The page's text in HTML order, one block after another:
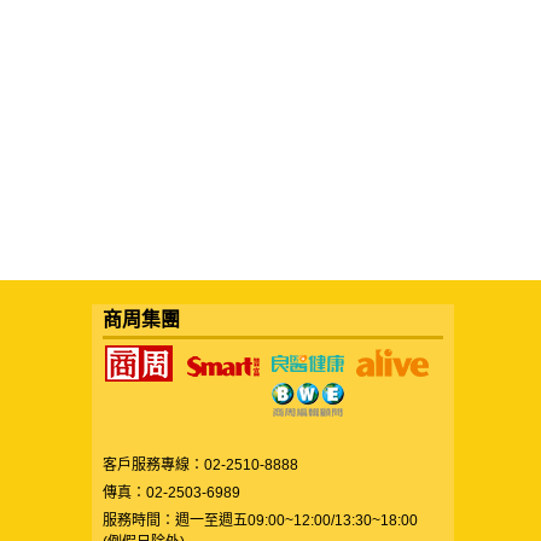
商周集團
客戶服務專線：02-2510-8888
傳真：02-2503-6989
服務時間：週一至週五09:00~12:00/13:30~18:00